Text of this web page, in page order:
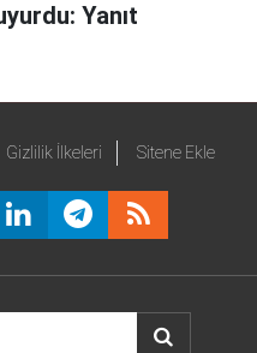
Yanıt
Gizlilik İlkeleri Sitene Ekle